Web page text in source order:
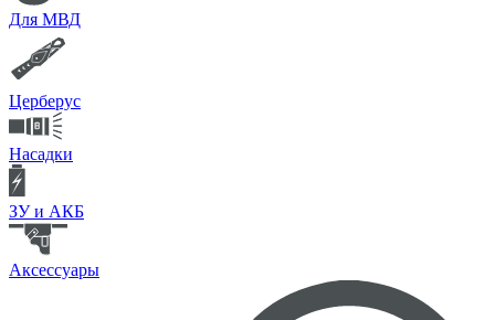
Для МВД
Церберус
Насадки
ЗУ и АКБ
Аксессуары